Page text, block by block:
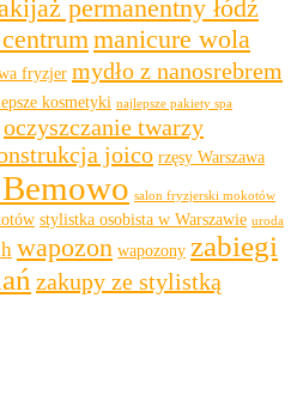
permanentny łódź
manicure wola
fryzjer mydło z nanosrebrem
kosmetyki najlepsze pakiety spa
oczyszczanie twarzy
joico rzęsy Warszawa
salon fryzjerski mokotów
stylistka osobista w Warszawie uroda
wapozon wapozony zabiegi
zakupy ze stylistką